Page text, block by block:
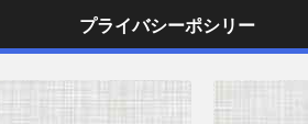
プライバシーポシリー